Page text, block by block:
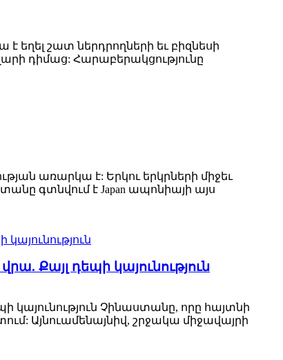
եղել շատ ներդրողների եւ բիզնեսի
դիմաց: Հարաբերակցությունը
առարկա է: Երկու երկրների միջեւ
գտնվում է Japan ապոնիայի այս
Քայլ դեպի կայունություն
կայունություն Չինաստանը, որը հայտնի
Այնուամենայնիվ, շրջակա միջավայրի